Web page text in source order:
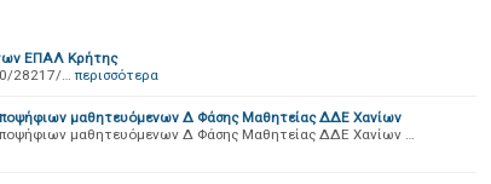
ΕΠΑΛ Κρήτης
28217/… περισσότερα
μαθητευόμενων Δ Φάσης Μαθητείας ΔΔΕ Χανίων
μαθητευόμενων Δ Φάσης Μαθητείας ΔΔΕ Χανίων …